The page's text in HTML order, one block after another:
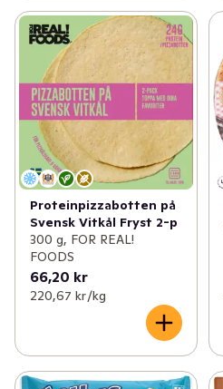
Proteinpizzabotten på
Svensk Vitkål Fryst 2-p
300 g, FOR REAL!
FOODS
66,20 kr
220,67 kr /kg